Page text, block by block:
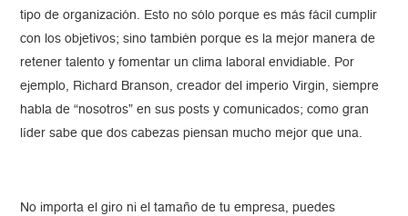
tipo de organización. Esto no sólo porque es más fácil cumplir
con los objetivos; sino también porque es la mejor manera de
retener talento y fomentar un clima laboral envidiable. Por
ejemplo, Richard Branson, creador del imperio Virgin, siempre
habla de “nosotros” en sus posts y comunicados; como gran
líder sabe que dos cabezas piensan mucho mejor que una.
No importa el giro ni el tamaño de tu empresa, puedes